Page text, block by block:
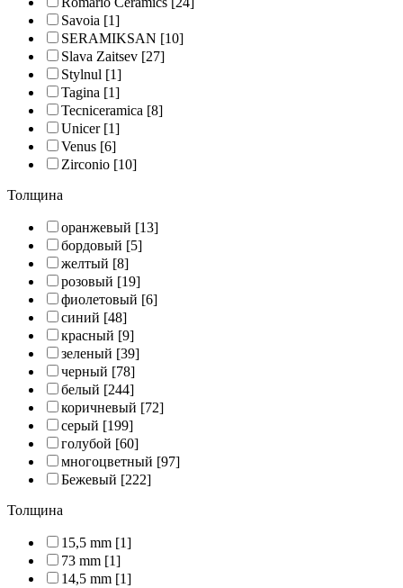
Savoia [1]
SERAMIKSAN [10]
Slava Zaitsev [27]
Stylnul [1]
Tagina [1]
Tecniceramica [8]
Unicer[1]
Venus [6]
Zirconio [10]
Толщина
оранжевый [13]
бордовый [5]
желтый [8]
розовый [19]
фиолетовый [6]
синий [48]
красный [9]
зеленый [39]
черный [78]
белый [244]
коричневый [72]
серый [199]
голубой [60]
многоцветный [97]
Бежевый [222]
Толщина
15,5 mm [1]
73 mm [1]
14,5 mm [1]